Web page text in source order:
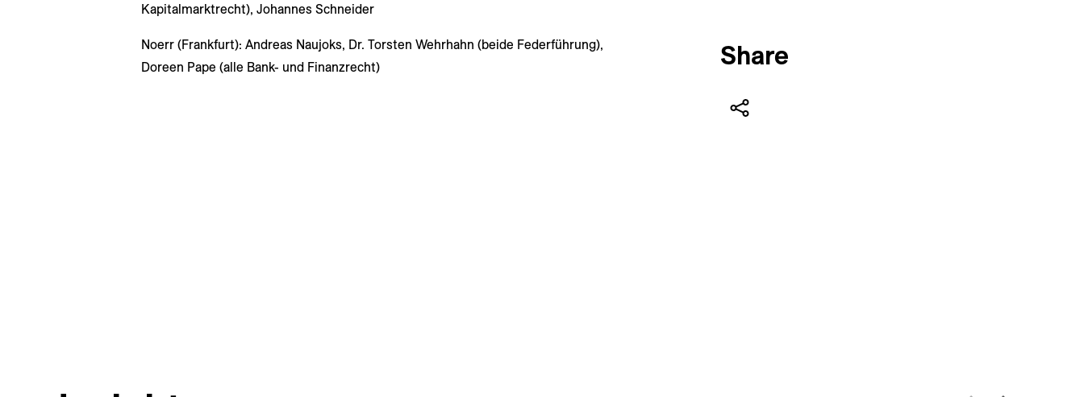
Kapitalmarktrecht), Johannes Schneider
Noerr (Frankfurt): Andreas Naujoks, Dr. Torsten Wehrhahn (beide Federführung),
Doreen Pape (alle Bank- und Finanzrecht)
Share